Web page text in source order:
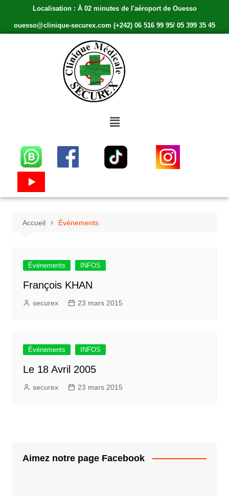
Localisation : À 02 minutes de l'aéroport de Ouesso
ouesso@clinique-securex.com (+242) 06 516 99 95/ 05 399 35 45
Accueil Événements
Événements INFOS
François KHAN
securex 23 mars 2015
Événements INFOS
Le 18 Avril 2005
securex 23 mars 2015
Aimez notre page Facebook